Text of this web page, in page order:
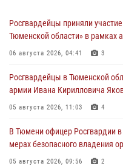
Росгвардейцы приняли
Тюменской области» в рамках
06 августа 2026, 04:41 3
Росгвардейцы в Тюменской
армии Ивана Кирилловича
05 августа 2026, 11:03 4
В Тюмени офицер Росгвардии
мерах безопасного владения
05 августа 2026, 09:56 2